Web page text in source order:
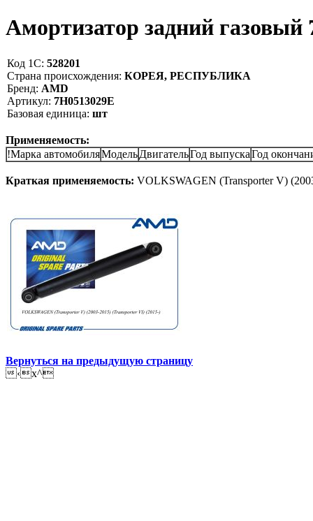
Амортизатор задний
Код 1С: 528201
Страна происхождения: КОРЕЯ, РЕСПУБЛИКА
Бренд: AMD
Артикул: 7H0513029E
Базовая единица: шт
Применяемость:
!Марка автомобиляМодельДвигательГод выпускаГод
Краткая применяемость: VOLKSWAGEN (Transporter V)
Вернуться на предыдущую страницу
‹x^